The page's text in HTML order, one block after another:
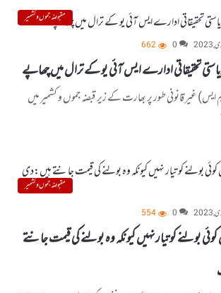
مقبوضہ جموں و کشمیر
0
662
تحقیقاتی ادارے ایس آئی یو کے ترال میں چھاپے
ایم ایس) غیر قانونی طور پر بھارت کے زیر قبضہ جموں و کشمیر میں
مقبوضہ جموں و کشمیر
0
554
بولنے کو تیار نہیں کیونکہ وہ بولنے کی قیمت جانتے